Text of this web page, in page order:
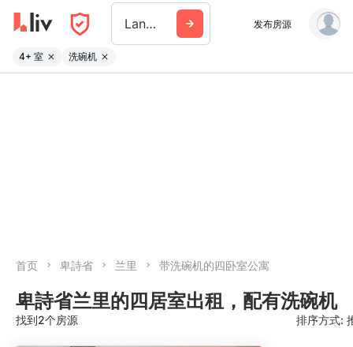
Langley 发布房源
4+ 室 洗碗机
首页 卑詩省 兰里 带洗碗机的四卧室公寓
卑詩省兰里的四居室出租，配有洗碗机
找到2个房源 排序方式: